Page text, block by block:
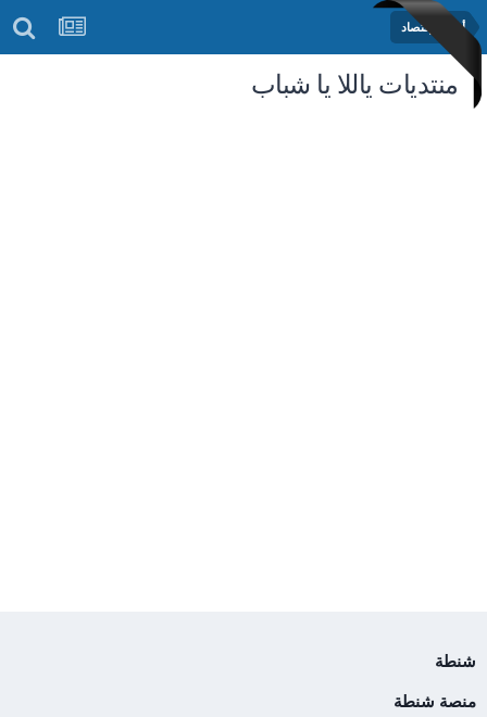
أخبار الإقتصاد
منتديات ياللا يا شباب
شنطة
منصة شنطة